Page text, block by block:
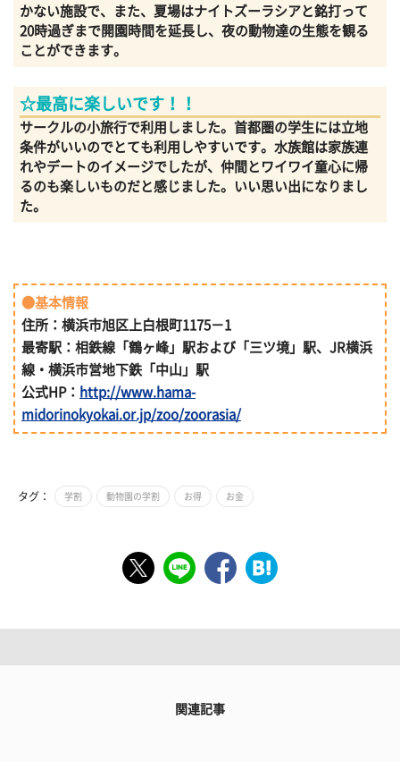
かない施設で、また、夏場はナイトズーラシアと銘打って
20時過ぎまで開園時間を延長し、夜の動物達の生態を観る
ことができます。
☆最高に楽しいです！！
サークルの小旅行で利用しました。首都圏の学生には立地
条件がいいのでとても利用しやすいです。水族館は家族連
れやデートのイメージでしたが、仲間とワイワイ童心に帰
るのも楽しいものだと感じました。いい思い出になりまし
た。
●基本情報
住所：横浜市旭区上白根町1175－1
最寄駅：相鉄線「鶴ヶ峰」駅および「三ツ境」駅、JR横浜
線・横浜市営地下鉄「中山」駅
公式HP： http://www.hama-
midorinokyokai.or.jp/zoo/zoorasia/
タグ： 学割 動物園の学割 お得 お金
関連記事